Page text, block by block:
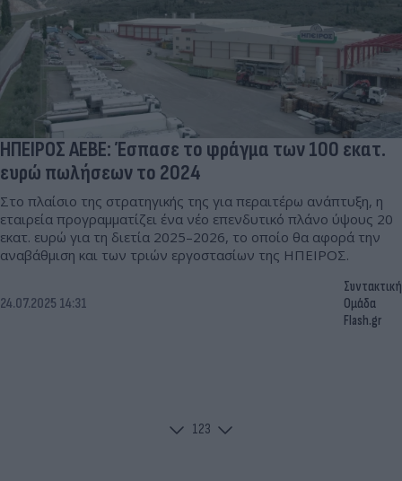
ΗΠΕΙΡΟΣ ΑΕΒΕ: Έσπασε το φράγμα των 100 εκατ.
ευρώ πωλήσεων το 2024
Στο πλαίσιο της στρατηγικής της για περαιτέρω ανάπτυξη, η
εταιρεία προγραμματίζει ένα νέο επενδυτικό πλάνο ύψους 20
εκατ. ευρώ για τη διετία 2025–2026, το οποίο θα αφορά την
αναβάθμιση και των τριών εργοστασίων της ΗΠΕΙΡΟΣ.
24.07.2025 14:31
Συντακτική
Ομάδα
Flash.gr
123